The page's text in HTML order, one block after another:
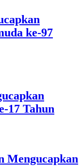
ke-97
17 Tahun
Mengucapkan